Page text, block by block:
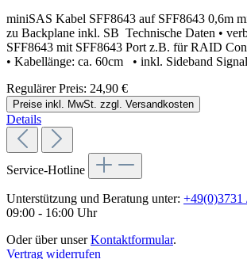
miniSAS Kabel SFF8643 auf SFF8643 0,6m
zu Backplane inkl. SB Technische Daten •
SFF8643 mit SFF8643 Port z.B. für RAID
• Kabellänge: ca. 60cm • inkl. Sideband Signal
Regulärer Preis: 24,90 €
Preise inkl. MwSt. zzgl. Versandkosten
Details
Service-Hotline
Unterstützung und Beratung unter: +49(0)3731
09:00 - 16:00 Uhr
Oder über unserKontaktformular.
Vertrag widerrufen